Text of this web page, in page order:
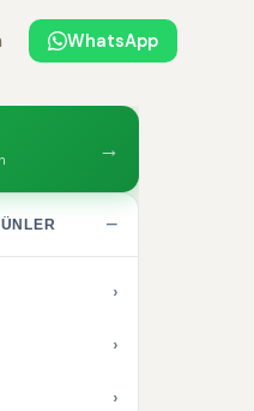
WhatsApp
→
−
›
›
›